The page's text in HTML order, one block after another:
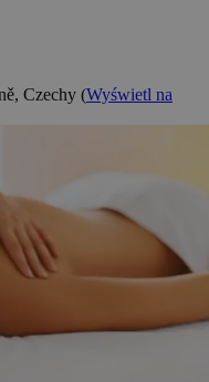
Czechy (Wyświetl na